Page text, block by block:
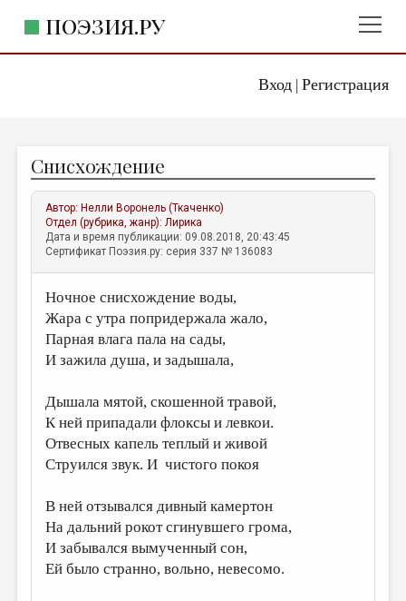
Вход| Регистрация
ПОЭЗИЯ.РУ
ЖАНРЫ
АВТОРЫ
КОММЕНТАРИИ
ЛИТСАЛОН
НОВОСТИ
ПРАВИЛА САЙТА
ИЗБРАННОЕ
ДАЙДЖЕСТ
ПРОИЗВЕДЕНИЯ
ПЕРЕВОДЫ
КОНКУРСЫ
ДЕТСКАЯ КОМНАТА
Снисхождение
Автор: Нелли Воронель (Ткаченко)
Отдел (рубрика, жанр):Лирика
Дата и время публикации: 09.08.2018, 20:43:45
Сертификат Поэзия.ру: серия 337 № 136083
Ночное снисхождение воды,
Жара с утра попридержала жало,
Парная влага пала на сады,
И зажила душа, и задышала,
Дышала мятой, скошенной травой,
К ней припадали флоксы и левкои.
Отвесных капель теплый и живой
Струился звук. И чистого покоя
В ней отзывался дивный камертон
На дальний рокот сгинувшего грома,
И забывался вымученный сон,
Ей было странно, вольно, невесомо.